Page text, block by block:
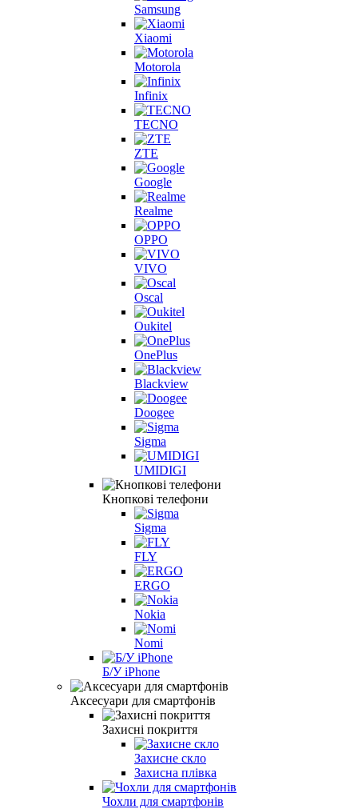
Samsung
Xiaomi
Motorola
Infinix
TECNO
ZTE
Google
Realme
OPPO
VIVO
Oscal
Oukitel
OnePlus
Blackview
Doogee
Sigma
UMIDIGI
Кнопкові телефони
Sigma
FLY
ERGO
Nokia
Nomi
Б/У iPhone
Аксесуари для смартфонів
Захисні покриття
Захисне скло
Захисна плівка
Чохли для смартфонів